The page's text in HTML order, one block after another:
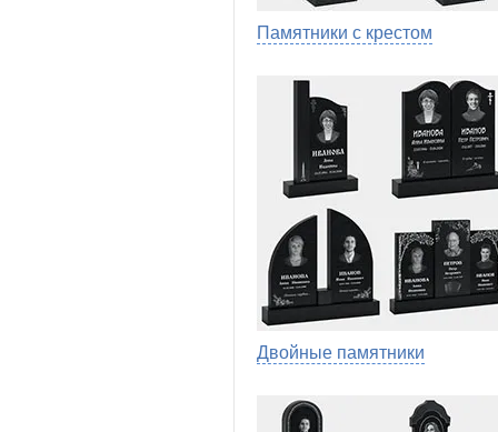
Памятники с крестом
Двойные памятники